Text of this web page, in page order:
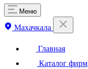
Меню
Махачкала
Главная
Каталог фирм